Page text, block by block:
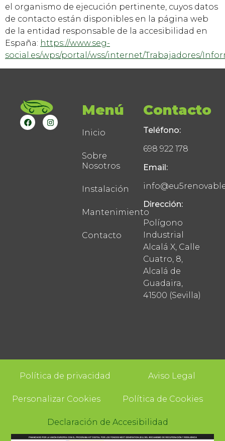
el organismo de ejecución pertinente, cuyos datos
de contacto están disponibles en la página web
de la entidad responsable de la accesibilidad en
España: https://www.seg-
social.es/wps/portal/wss/internet/Trabajadores/
Menú
Inicio
Sobre
Nosotros
Instalación
Mantenimiento
Contacto
Contacto
Teléfono:
698 922 178
Email:
Dirección:
Polígono
Industrial
Alcalá X, Calle
Cuatro, 8,
Alcalá de
Guadaira,
41500 (Sevilla)
Política de privacidad Aviso Legal
Personalizar Cookies Política de Cookies
Declaración de Accesibilidad